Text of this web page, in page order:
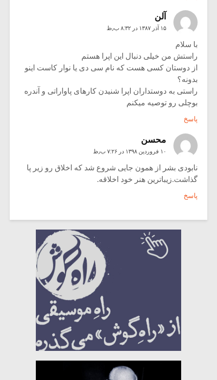
آلن
۱۵ آذر ۱۳۸۷ در ۸:۳۲ ب٫ظ
با سلام
راستش من خیلی دنبال این اپرا هستم
از دوستان کسی هست که نام سی دی یا نوار کاست اینو
بدونه؟
راستی به دوستداران اپرا شنیدن کارهای پاواراتی و آندره
بوچلی رو توصیه میکنم
پاسخ
محسن
۱۰ فروردین ۱۳۹۸ در ۷:۲۶ ب٫ظ
نابودی بشر از همون جایی شروع شد که اخلاق رو زیر پا
گذاشت.زیباترین هنر خود اخلاقه.
پاسخ